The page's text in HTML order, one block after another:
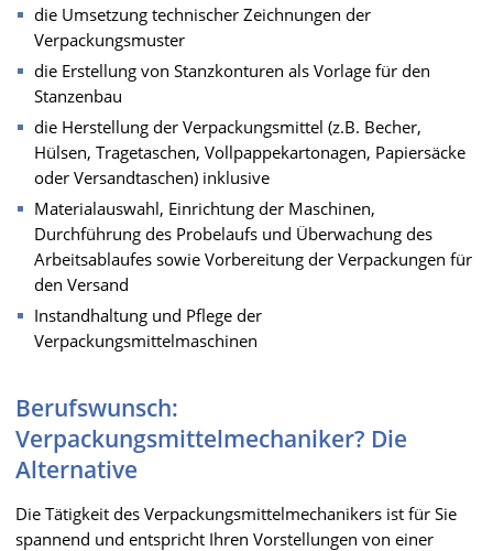
die Umsetzung technischer Zeichnungen der
Verpackungsmuster
die Erstellung von Stanzkonturen als Vorlage für den
Stanzenbau
die Herstellung der Verpackungsmittel (z.B. Becher,
Hülsen, Tragetaschen, Vollpappekartonagen, Papiersäcke
oder Versandtaschen) inklusive
Materialauswahl, Einrichtung der Maschinen,
Durchführung des Probelaufs und Überwachung des
Arbeitsablaufes sowie Vorbereitung der Verpackungen für
den Versand
Instandhaltung und Pflege der
Verpackungsmittelmaschinen
Berufswunsch:
Verpackungsmittelmechaniker? Die
Alternative
Die Tätigkeit des Verpackungsmittelmechanikers ist für Sie
spannend und entspricht Ihren Vorstellungen von einer